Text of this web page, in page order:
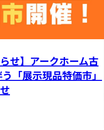
せ】アークホーム古
「展示現品特価市」